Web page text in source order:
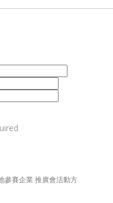
參賽企業 推廣會活動方